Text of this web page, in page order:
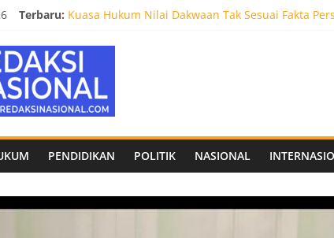
Terbaru: Kuasa Hukum Nilai Dakwaan Tak Sesuai Fakta
Kendal Tornado FC Siapkan Stadion Berkapasitas
Empat Tim Fakultas Vokasi UNAIR Mulai
Biro Hukum Setdaprov Jatim Matangkan
PENDIDIKAN POLITIK NASIONAL